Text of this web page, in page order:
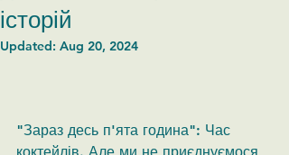
історій
Updated: Aug 20, 2024
"Зараз десь п'ята година": Час